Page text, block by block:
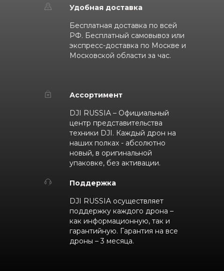
Удобная доставка
Бесплатная доставка по всей
РФ. Бесплатный самовывоз или
экспресс-доставка по Москве и
Московской области за час.
Ассортимент
DJI RUSSIA – Официальный
центр представительства
техники DJI. Каждый дрон на
наших полках - абсолютно
новый, в оригинальной
упаковке, без активации.
Поддержка
DJI RUSSIA осуществляет
поддержку каждого дрона –
как информационную, так и
гарантийную. Гарантия на все
дроны – 3 месяца.